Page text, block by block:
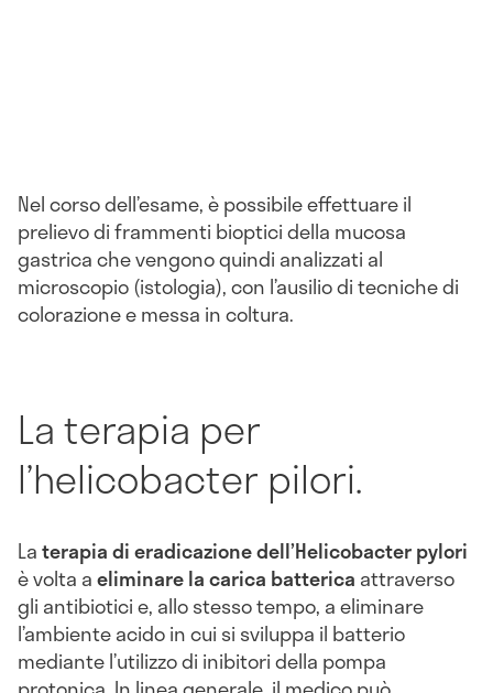
Nel corso dell’esame, è possibile effettuare il
prelievo di frammenti bioptici della mucosa
gastrica che vengono quindi analizzati al
microscopio (istologia), con l’ausilio di tecniche di
colorazione e messa in coltura.
La terapia per
l’helicobacter pilori.
Laterapia di eradicazione dell’Helicobacter pylori
è volta aeliminare la carica batterica attraverso
gli antibiotici e, allo stesso tempo, a eliminare
l’ambiente acido in cui si sviluppa il batterio
mediante l’utilizzo di inibitori della pompa